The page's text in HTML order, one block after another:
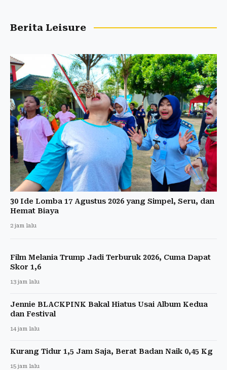
Berita Leisure
30 Ide Lomba 17 Agustus 2026 yang Simpel, Seru, dan
Hemat Biaya
2 jam lalu
Film Melania Trump Jadi Terburuk 2026, Cuma Dapat
Skor 1,6
13 jam lalu
Jennie BLACKPINK Bakal Hiatus Usai Album Kedua
dan Festival
14 jam lalu
Kurang Tidur 1,5 Jam Saja, Berat Badan Naik 0,45 Kg
15 jam lalu